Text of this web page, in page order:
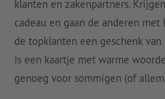
klanten en zakenpartners.
cadeau en gaan de anderen
de topklanten een geschenk
Is een kaartje met warme
genoeg voor sommigen (of